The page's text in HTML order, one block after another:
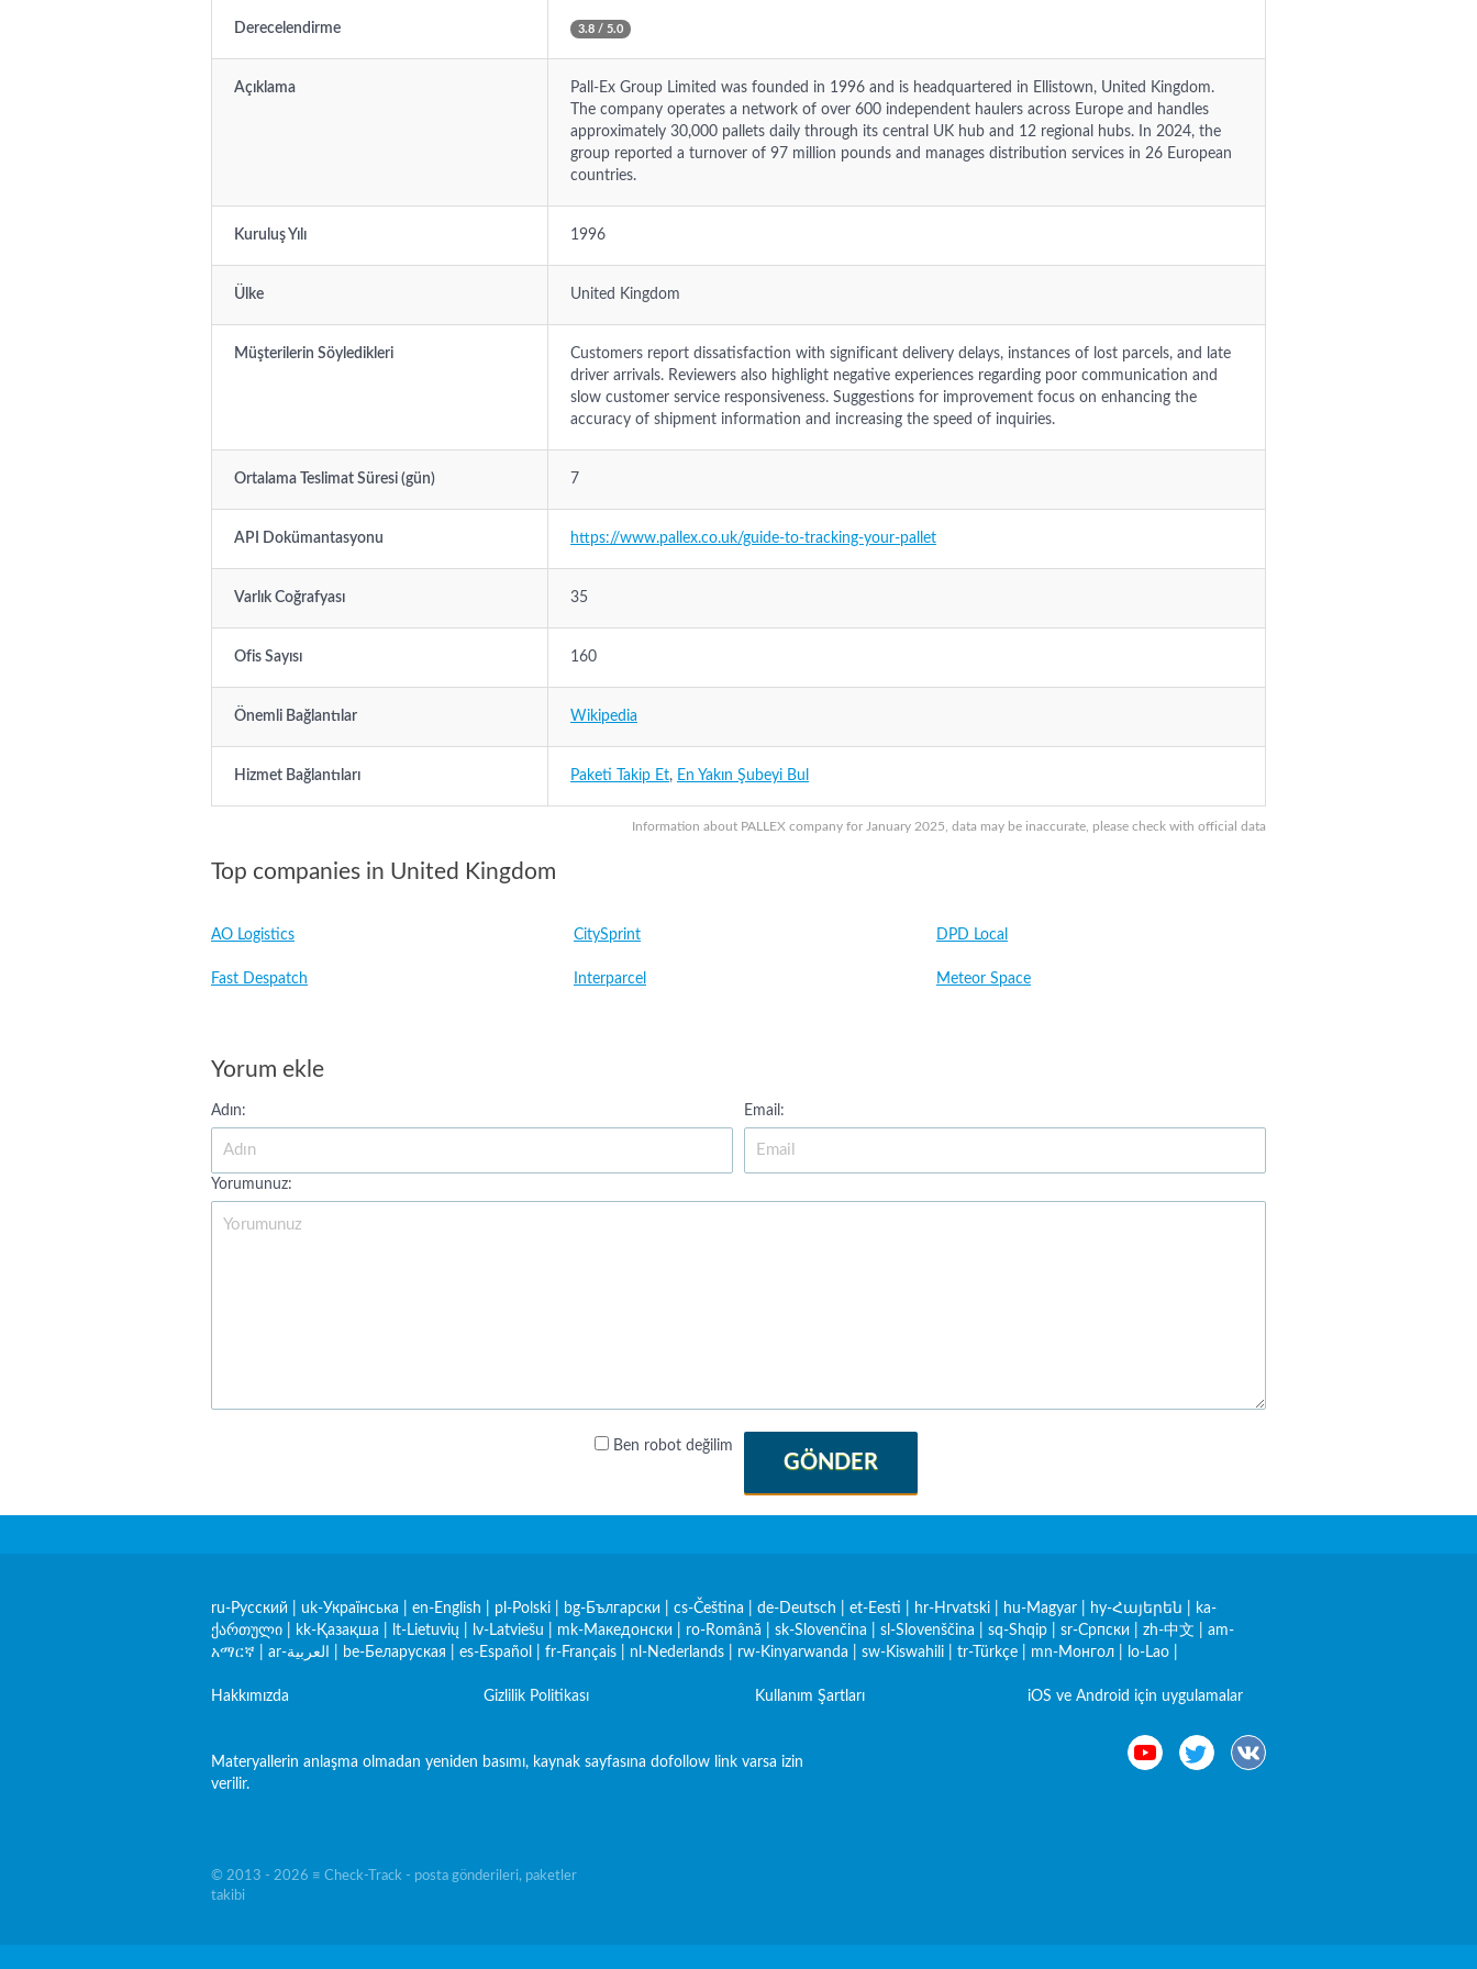
Information about PALLEX company for January 2025, data may be inaccurate, please check with official data
Derecelendirme 3.8 / 5.0
Açıklama
Pall-Ex Group Limited was founded in 1996 and is headquartered in Ellistown, United Kingdom.
The company operates a network of over 600 independent haulers across Europe and handles
approximately 30,000 pallets daily through its central UK hub and 12 regional hubs. In 2024, the
group reported a turnover of 97 million pounds and manages distribution services in 26 European
countries.
Kuruluş Yılı 1996
Ülke United Kingdom
Müşterilerin Söyledikleri
Customers report dissatisfaction with significant delivery delays, instances of lost parcels, and late
driver arrivals. Reviewers also highlight negative experiences regarding poor communication and
slow customer service responsiveness. Suggestions for improvement focus on enhancing the
accuracy of shipment information and increasing the speed of inquiries.
Ortalama Teslimat Süresi (gün) 7
API Dokümantasyonu https://www.pallex.co.uk/guide-to-tracking-your-pallet
Varlık Coğrafyası 35
Ofis Sayısı 160
Önemli Bağlantılar Wikipedia
Hizmet Bağlantıları Paketi Takip Et, En Yakın Şubeyi Bul
Top companies in United Kingdom
AO Logistics CitySprint DPD Local
Fast Despatch Interparcel Meteor Space
Yorum ekle
Adın: Email:
Yorumunuz:
Ben robot değilim
GÖNDER
ru-Русский uk-Українська en-English pl-Polski bg-Български cs-Čeština de-Deutsch et-Eesti hr-Hrvatski hu-Magyar hy-Հայերեն
ka-
ქართული
kk-Қазақша lt-Lietuvių lv-Latviešu mk-Македонски ro-Română sk-Slovenčina sl-Slovenščina sq-Shqip sr-Српски zh-中文
am-
አማርኛ
ar-العربية be-Беларуская es-Español fr-Français nl-Nederlands rw-Kinyarwanda sw-Kiswahili tr-Türkçe mn-Монгол lo-Lao
Hakkımızda Gizlilik Politikası Kullanım Şartları iOS ve Android için uygulamalar
Materyallerin anlaşma olmadan yeniden basımı, kaynak sayfasına dofollow link varsa izin
verilir.
© 2013 - 2026 ≡ Check-Track - posta gönderileri, paketler
takibi